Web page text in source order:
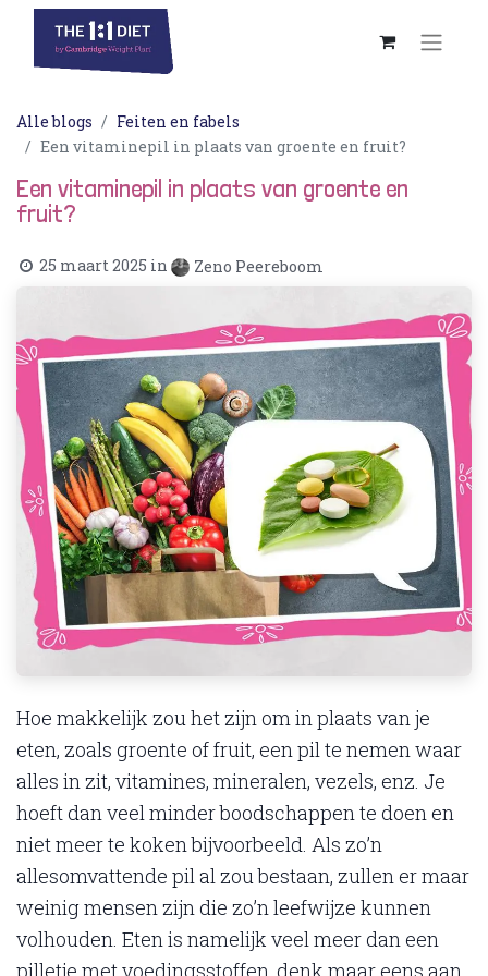
Alle blogs
Feiten en fabels
Een vitaminepil in plaats van groente en fruit?
Een vitaminepil in plaats van groente en
fruit?
25 maart 2025 in Zeno Peereboom
Hoe makkelijk zou het zijn om in plaats van je
eten, zoals groente of fruit, een pil te nemen waar
alles in zit, vitamines, mineralen, vezels, enz. Je
hoeft dan veel minder boodschappen te doen en
niet meer te koken bijvoorbeeld. Als zo’n
allesomvattende pil al zou bestaan, zullen er maar
weinig mensen zijn die zo’n leefwijze kunnen
volhouden. Eten is namelijk veel meer dan een